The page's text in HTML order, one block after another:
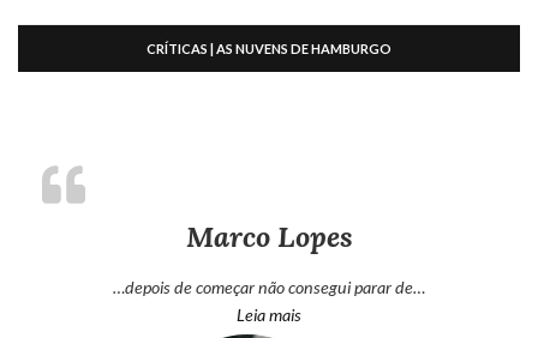
CRÍTICAS | AS NUVENS DE HAMBURGO
Marco Lopes
…depois de começar não consegui parar de…
Leia mais“Marco Lopes”